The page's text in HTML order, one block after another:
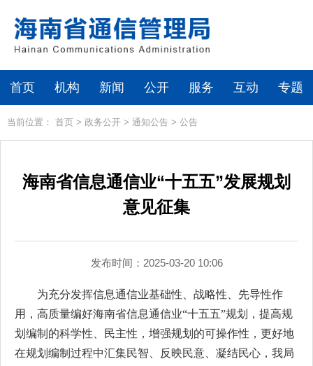
首页 机构 新闻 公开 服务 互动 专题
当前位置： 首页 > 政务公开 > 通知公告 > 公告
海南省信息通信业“十五五”发展规划
意见征集
发布时间：2025-03-20 10:06
为充分发挥信息通信业基础性、战略性、先导性作
用，高质量编好海南省信息通信业“十五五”规划，提高规
划编制的科学性、民主性，增强规划的可操作性，更好地
在规划编制过程中汇集民智、反映民意、凝结民心，我局